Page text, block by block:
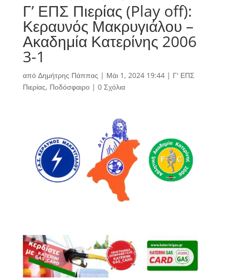
Γ’ ΕΠΣ Πιερίας (Play off):
Κεραυνός Μακρυγιάλου –
Ακαδημία Κατερίνης 2006
3-1
από Δημήτρης Πάππας | Μάι 1, 2024 19:44| Γ' ΕΠΣ
Πιερίας, Ποδόσφαιρο| 0 Σχόλια